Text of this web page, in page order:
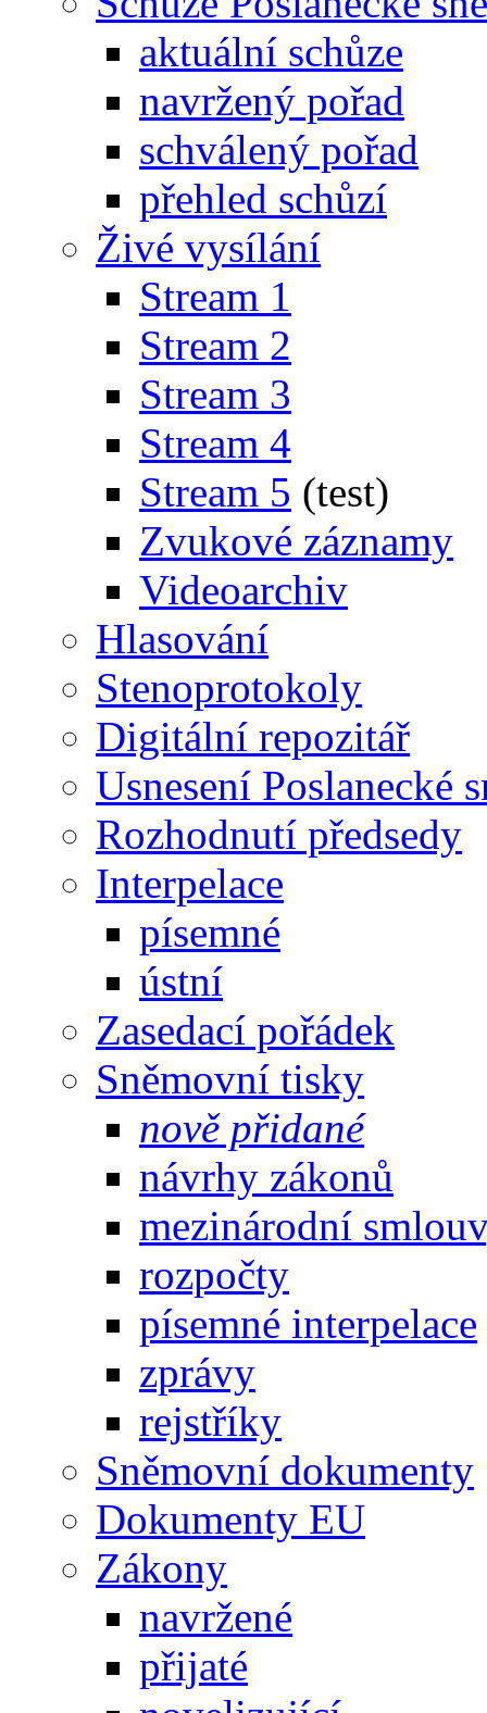
aktuální schůze
navržený pořad
schválený pořad
přehled schůzí
Živé vysílání
Stream 1
Stream 2
Stream 3
Stream 4
Stream 5 (test)
Zvukové záznamy
Videoarchiv
Hlasování
Stenoprotokoly
Digitální repozitář
Usnesení Poslanecké
Rozhodnutí předsedy
Interpelace
písemné
ústní
Zasedací pořádek
Sněmovní tisky
nově přidané
návrhy zákonů
mezinárodní
rozpočty
písemné interpelace
zprávy
rejstříky
Sněmovní dokumenty
Dokumenty EU
Zákony
navržené
přijaté